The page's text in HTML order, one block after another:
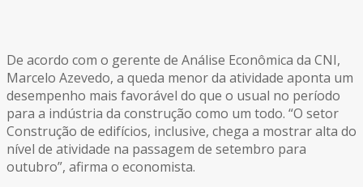
De acordo com o gerente de Análise Econômica da CNI,
Marcelo Azevedo, a queda menor da atividade aponta um
desempenho mais favorável do que o usual no período
para a indústria da construção como um todo. “O setor
Construção de edifícios, inclusive, chega a mostrar alta do
nível de atividade na passagem de setembro para
outubro”, afirma o economista.